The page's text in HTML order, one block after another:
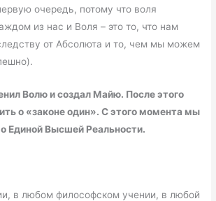
очередь, потому что воля
из нас и Воля – это то, что нам
от Абсолюта и то, чем мы можем
Волю и создал Майю. После этого
о «законе один». С этого момента мы
Единой Высшей Реальности.
в любом философском учении, в любой